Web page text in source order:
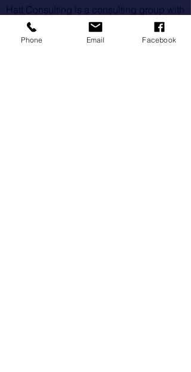
Hatt Consulting is a consulting group with
over 15 years of experience from the
Phone Email Facebook